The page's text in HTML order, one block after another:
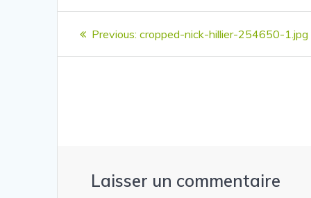
Navigation
de
Previous: Previous
cropped-nick-hillier-254650-1.jpg
Laisser un commentaire